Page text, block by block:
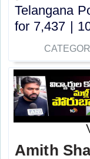
Telangana
for 7,437 |
Amith